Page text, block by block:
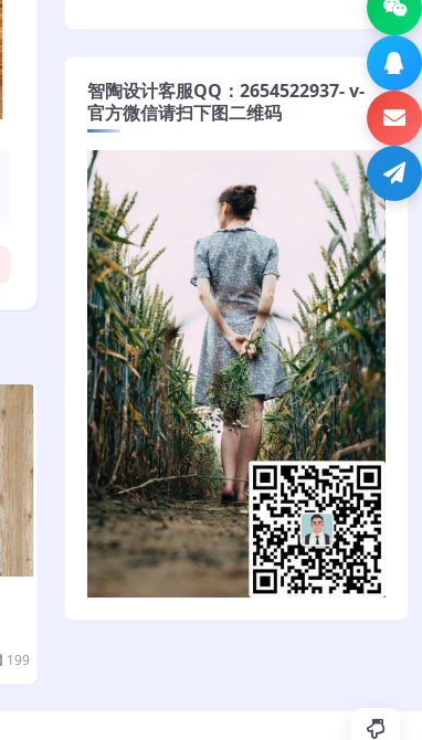
199
智陶设计客服QQ：2654522937- v-
官方微信请扫下图二维码